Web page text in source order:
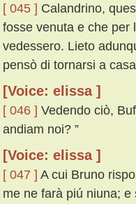
[ 045 ] Calandrino,
fosse venuta e che per
vedessero. Lieto
pensò di tornarsi a
[Voice: elissa ]
[ 046 ] Vedendo ciò,
andiam noi? ”
[Voice: elissa ]
[ 047 ] A cui Bruno
me ne farà piú niuna;